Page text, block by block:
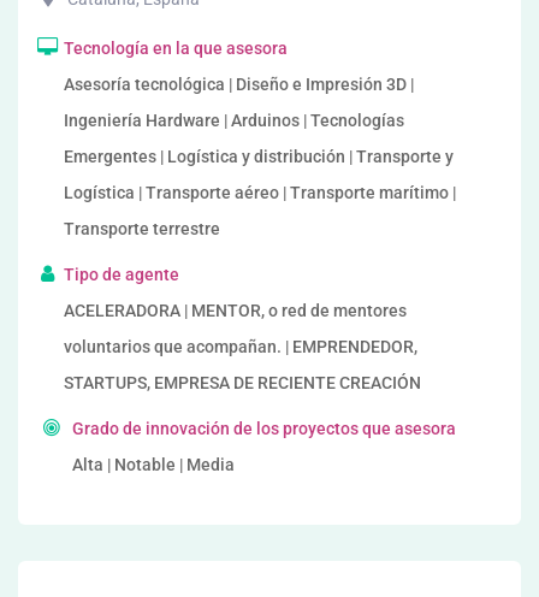
Tecnología en la que asesora
Asesoría tecnológica | Diseño e Impresión 3D |
Ingeniería Hardware | Arduinos | Tecnologías
Emergentes | Logística y distribución | Transporte y
Logística | Transporte aéreo | Transporte marítimo |
Transporte terrestre
Tipo de agente
ACELERADORA | MENTOR, o red de mentores
voluntarios que acompañan. | EMPRENDEDOR,
STARTUPS, EMPRESA DE RECIENTE CREACIÓN
Grado de innovación de los proyectos que asesora
Alta | Notable | Media